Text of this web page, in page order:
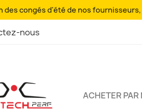
des congés d'été de nos
nous
ACHETER